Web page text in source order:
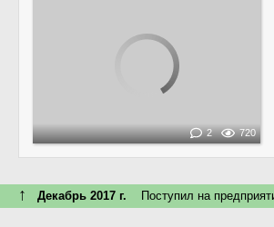
2 720
↑ Декабрь 2017 г. Поступил на